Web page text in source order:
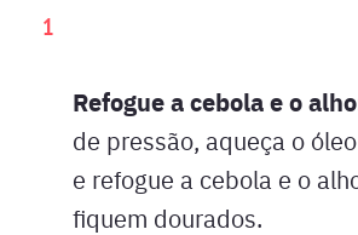
Refogue a cebola e o alho
de pressão, aqueça o
e refogue a cebola e o
fiquem dourados.